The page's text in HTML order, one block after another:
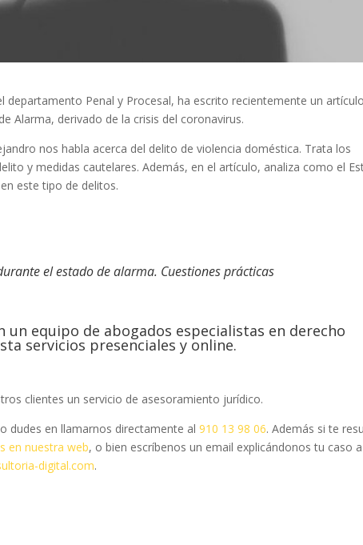
departamento Penal y Procesal, ha escrito recientemente un artículo
Alarma, derivado de la crisis del coronavirus.
nos habla acerca del delito de violencia doméstica. Trata los
y medidas cautelares. Además, en el artículo, analiza como el
este tipo de delitos.
el estado de alarma. Cuestiones prácticas
equipo de abogados especialistas en derecho
servicios presenciales y online.
clientes un servicio de asesoramiento jurídico.
dudes en llamarnos directamente al910 13 98 06. Además si te
en nuestra web, o bien escríbenos un email explicándonos tu caso
digital.com.